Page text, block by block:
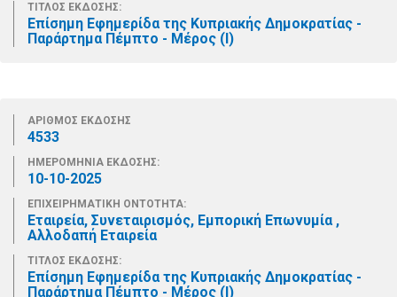
ΤΙΤΛΟΣ ΕΚΔΟΣΗΣ:
Επίσημη Εφημερίδα της Κυπριακής Δημοκρατίας -
Παράρτημα Πέμπτο - Μέρος (Ι)
ΑΡΙΘΜΟΣ ΕΚΔΟΣΗΣ
4533
ΗΜΕΡΟΜΗΝΙΑ ΕΚΔΟΣΗΣ:
10-10-2025
ΕΠΙΧΕΙΡΗΜΑΤΙΚΗ ΟΝΤΟΤΗΤΑ:
Εταιρεία, Συνεταιρισμός, Εμπορική Επωνυμία ,
Αλλοδαπή Εταιρεία
ΤΙΤΛΟΣ ΕΚΔΟΣΗΣ:
Επίσημη Εφημερίδα της Κυπριακής Δημοκρατίας -
Παράρτημα Πέμπτο - Μέρος (Ι)